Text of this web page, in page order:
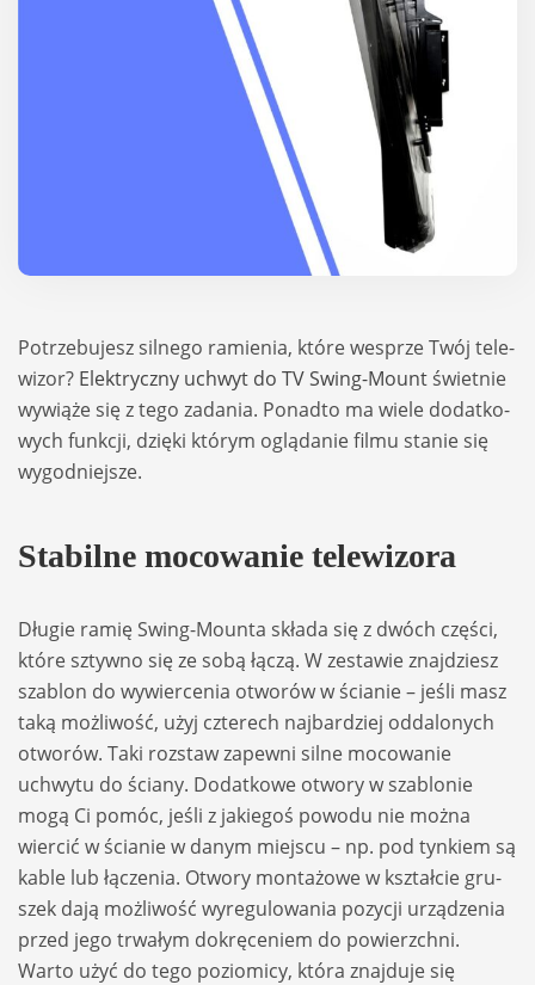
Potrze­bu­jesz sil­nego ramie­nia, które wes­prze Twój tele­
wi­zor? Elek­tryczny uchwyt do TV Swing-Mount świet­nie
wywiąże się z tego zada­nia. Ponadto ma wiele dodat­ko­
wych funk­cji, dzięki któ­rym oglą­da­nie filmu sta­nie się
wygod­niej­sze.
Sta­bilne moco­wa­nie tele­wi­zora
Dłu­gie ramię Swing-Mounta składa się z dwóch czę­ści,
które sztywno się ze sobą łączą. W zesta­wie znaj­dziesz
sza­blon do wywier­ce­nia otwo­rów w ścia­nie – jeśli masz
taką moż­li­wość, użyj czte­rech naj­bar­dziej odda­lo­nych
otwo­rów. Taki roz­staw zapewni silne moco­wa­nie
uchwytu do ściany. Dodat­kowe otwory w sza­blonie
mogą Ci pomóc, jeśli z jakie­goś powodu nie można
wier­cić w ścia­nie w danym miej­scu – np. pod tyn­kiem są
kable lub łącze­nia. Otwory mon­ta­żowe w kształ­cie gru­
szek dają moż­li­wość wyre­gu­lo­wa­nia pozy­cji urzą­dze­nia
przed jego trwa­łym dokrę­ce­niem do powierzchni.
Warto użyć do tego pozio­micy, która znaj­duje się